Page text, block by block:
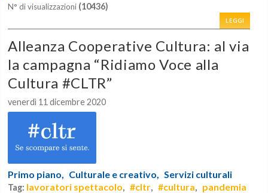
N° di visualizzazioni (10436)
LEGGI
Alleanza Cooperative Cultura: al via
la campagna “Ridiamo Voce alla
Cultura #CLTR”
venerdì 11 dicembre 2020
Primo piano, Culturale e creativo, Servizi culturali
Tag: lavoratori spettacolo,#cltr,#cultura, pandemia